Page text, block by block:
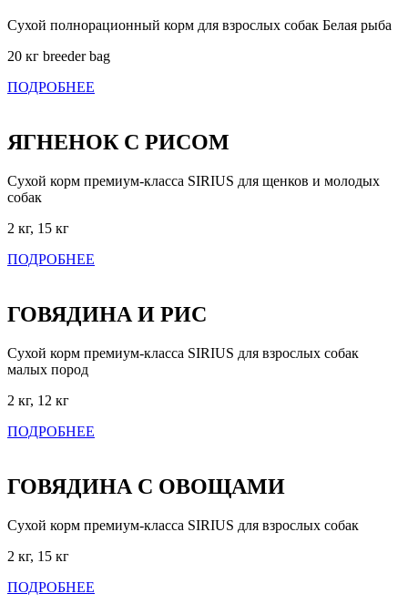
Сухой полнорационный корм для взрослых собак Белая рыба
20 кг breeder bag
ПОДРОБНЕЕ
ЯГНЕНОК С РИСОМ
Сухой корм премиум-класса SIRIUS для щенков и молодых
собак
2 кг, 15 кг
ПОДРОБНЕЕ
ГОВЯДИНА И РИС
Сухой корм премиум-класса SIRIUS для взрослых собак
малых пород
2 кг, 12 кг
ПОДРОБНЕЕ
ГОВЯДИНА С ОВОЩАМИ
Сухой корм премиум-класса SIRIUS для взрослых собак
2 кг, 15 кг
ПОДРОБНЕЕ